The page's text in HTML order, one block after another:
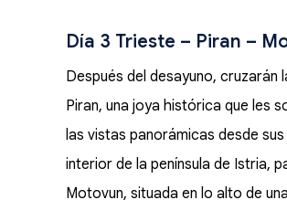
Día 3 Trieste – Piran –
Después del desayuno,
Piran, una joya histórica que les
las vistas panorámicas desde
interior de la península de Istria,
Motovun, situada en lo alto de